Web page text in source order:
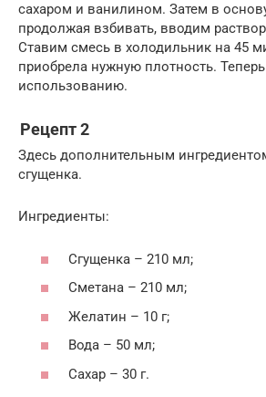
сахаром и ванилином. Затем в
продолжая взбивать, вводим раствор
Ставим смесь в холодильник на 45
приобрела нужную плотность.
использованию.
Рецепт 2
Здесь дополнительным
сгущенка.
Ингредиенты:
Сгущенка – 210 мл;
Сметана – 210 мл;
Желатин – 10 г;
Вода – 50 мл;
Сахар – 30 г.